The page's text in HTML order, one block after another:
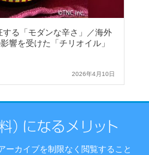
する「モダンな辛さ」／海外
響を受けた「チリオイル」
2026年4月10日
ーカイブを制限なく閲覧すること